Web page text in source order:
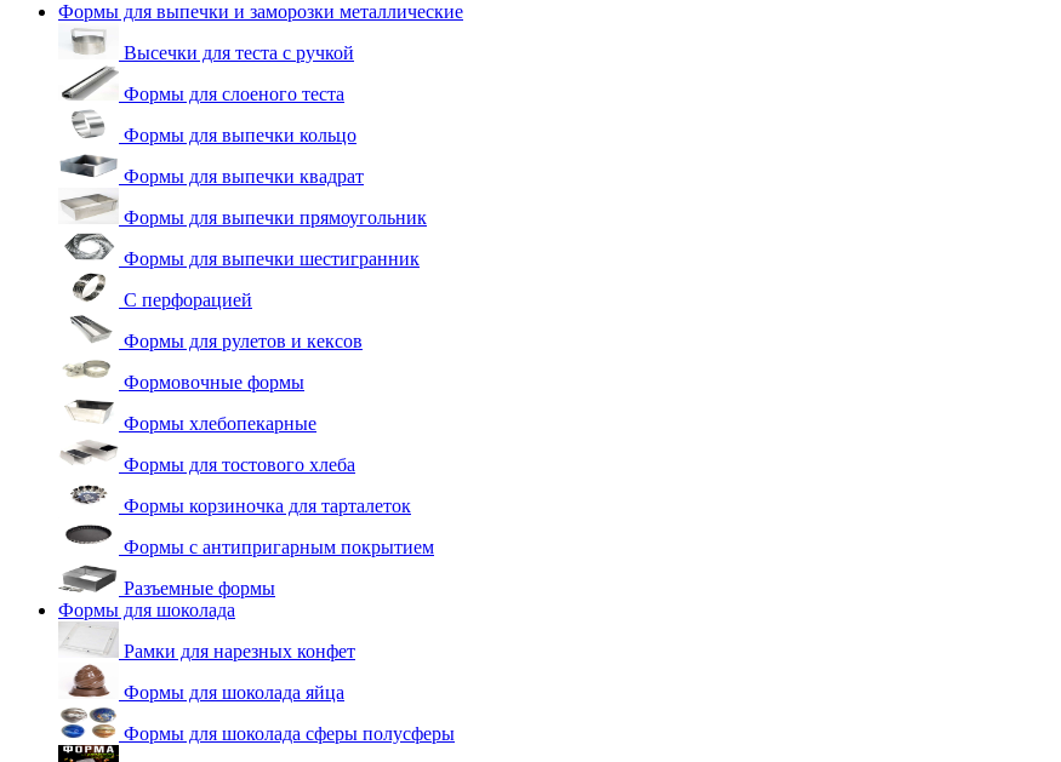
Формы для выпечки и заморозки металлические
Высечки для теста с ручкой
Формы для слоеного теста
Формы для выпечки кольцо
Формы для выпечки квадрат
Формы для выпечки прямоугольник
Формы для выпечки шестигранник
С перфорацией
Формы для рулетов и кексов
Формовочные формы
Формы хлебопекарные
Формы для тостового хлеба
Формы корзиночка для тарталеток
Формы с антипригарным покрытием
Разъемные формы
Формы для шоколада
Рамки для нарезных конфет
Формы для шоколада яйца
Формы для шоколада сферы полусферы